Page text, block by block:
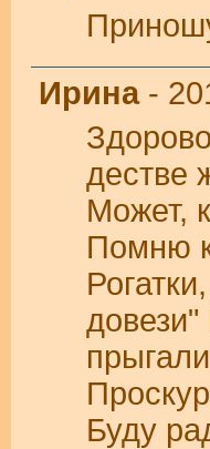
Ирина-
дестве
Может,
Помню
Буду